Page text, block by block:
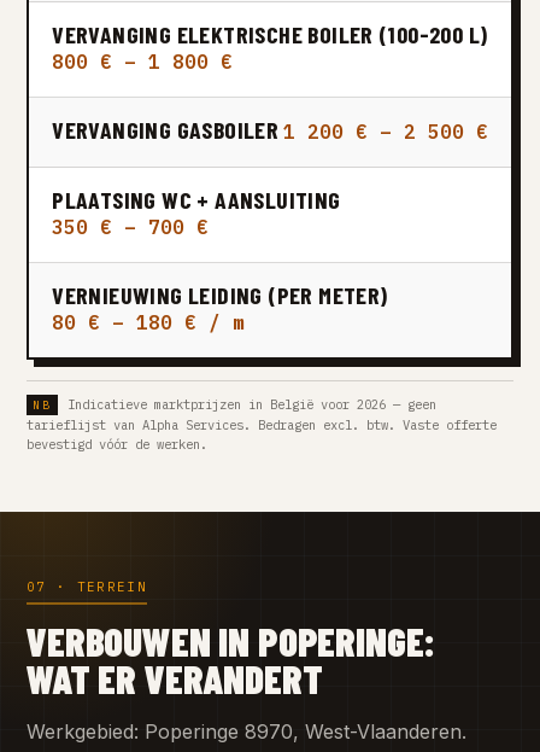
VERVANGING ELEKTRISCHE BOILER (100-200 L)
800 € – 1 800 €
VERVANGING GASBOILER 1 200 € – 2 500 €
PLAATSING WC + AANSLUITING
350 € – 700 €
VERNIEUWING LEIDING (PER METER)
80 € – 180 € / m
Indicatieve marktprijzen in België voor 2026 — geen
tarieflijst van Alpha Services. Bedragen excl. btw. Vaste offerte
bevestigd vóór de werken.
07 · TERREIN
VERBOUWEN IN POPERINGE:
WAT ER VERANDERT
Werkgebied: Poperinge 8970, West-Vlaanderen.